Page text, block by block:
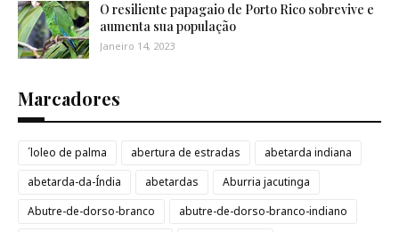
O resiliente papagaio de Porto Rico sobrevive e
aumenta sua população
Janeiro 14, 2023
Marcadores
´loleo de palma abertura de estradas
abetarda indiana
abetarda-da-Índia
abetardas
Aburria jacutinga
Abutre-de-dorso-branco
abutre-de-dorso-branco-indiano